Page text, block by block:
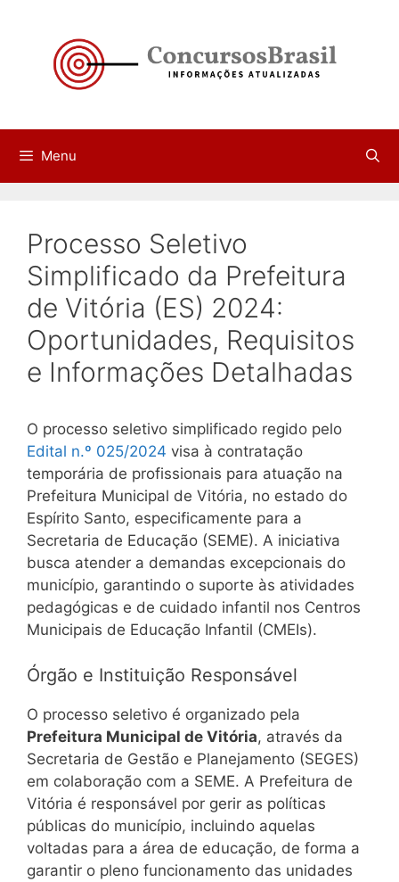
conteúdo
Menu
Processo Seletivo
Simplificado da Prefeitura
de Vitória (ES) 2024:
Oportunidades, Requisitos
e Informações Detalhadas
O processo seletivo simplificado regido pelo
Edital n.º 025/2024 visa à contratação
temporária de profissionais para atuação na
Prefeitura Municipal de Vitória, no estado do
Espírito Santo, especificamente para a
Secretaria de Educação (SEME). A iniciativa
busca atender a demandas excepcionais do
município, garantindo o suporte às atividades
pedagógicas e de cuidado infantil nos Centros
Municipais de Educação Infantil (CMEIs).
Órgão e Instituição Responsável
O processo seletivo é organizado pela
Prefeitura Municipal de Vitória, através da
Secretaria de Gestão e Planejamento (SEGES)
em colaboração com a SEME. A Prefeitura de
Vitória é responsável por gerir as políticas
públicas do município, incluindo aquelas
voltadas para a área de educação, de forma a
garantir o pleno funcionamento das unidades